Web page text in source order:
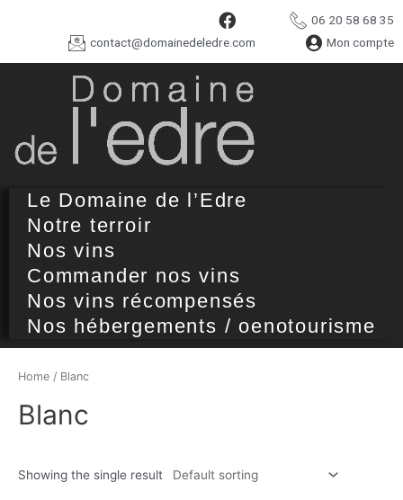
06 20 58 68 35
contact@domainedeledre.com
Mon compte
Le Domaine de l’Edre
Notre terroir
Nos vins
Commander nos vins
Nos vins récompensés
Nos hébergements / oenotourisme
Home / Blanc
Blanc
Showing the single result